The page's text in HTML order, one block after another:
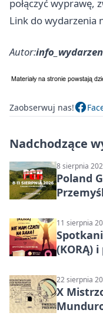
połączyć wyprawę,
Link do wydarzenia
Autor:
Zaobserwuj nas!
Nadchodzące
8 sierpnia
Poland
11 sierpnia
(KORĄ)
22 sierpnia
X